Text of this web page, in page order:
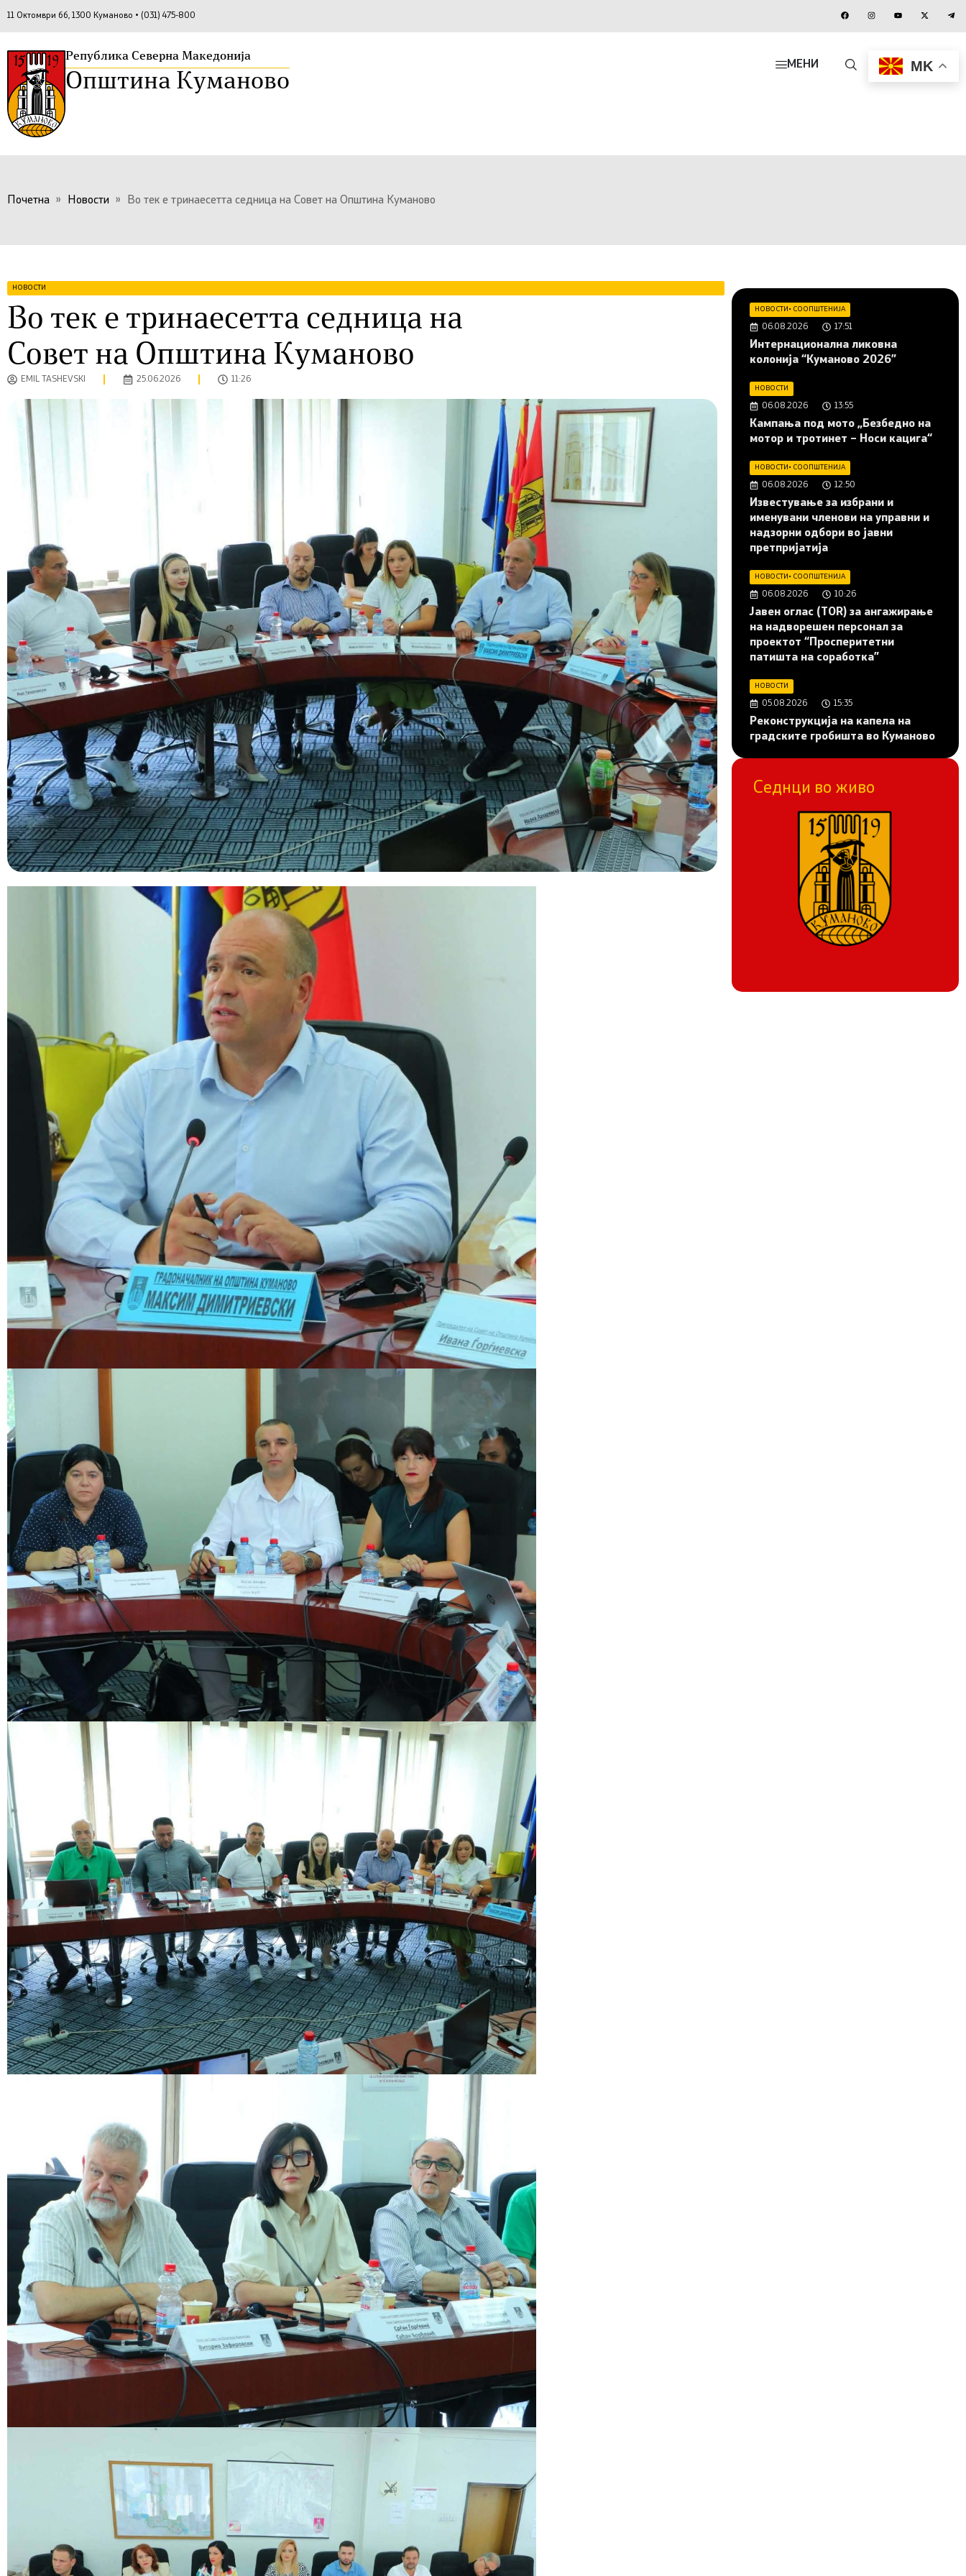
11 Октомври бб, 1300 Куманово • (031) 475-800
Република Северна Македонија
Општина Куманово
МЕНИ MK
Почетна » Новости » Во тек е тринаесетта седница на Совет на Општина Куманово
НОВОСТИ
Во тек е тринаесетта седница на
Совет на Општина Куманово
EMIL TASHEVSKI 25.06.2026 11:26
НОВОСТИ • СООПШТЕНИЈА
06.08.2026 17:51
Интернационална ликовна
колонија “Куманово 2026”
НОВОСТИ
06.08.2026 13:55
Кампања под мото „Безбедно на
мотор и тротинет – Носи кацига“
НОВОСТИ • СООПШТЕНИЈА
06.08.2026 12:50
Известување за избрани и
именувани членови на управни и
надзорни одбори во јавни
претпријатија
НОВОСТИ • СООПШТЕНИЈА
06.08.2026 10:26
Јавен оглас (ТОR) за ангажирање
на надворешен персонал за
проектот “Просперитетни
патишта на соработка”
НОВОСТИ
05.08.2026 15:35
Реконструкција на капела на
градските гробишта во Куманово
Седнци во живо